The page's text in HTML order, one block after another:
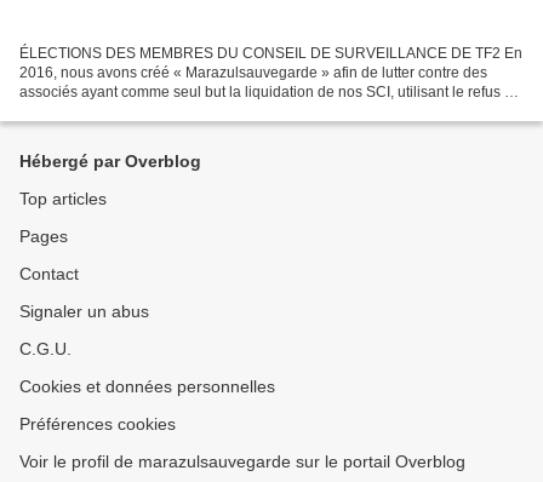
ÉLECTIONS DES MEMBRES DU CONSEIL DE SURVEILLANCE DE TF2 En
2016, nous avons créé « Marazulsauvegarde » afin de lutter contre des
associés ayant comme seul but la liquidation de nos SCI, utilisant le refus de
Hébergé par Overblog
Top articles
Pages
Contact
Signaler un abus
C.G.U.
Cookies et données personnelles
Préférences cookies
Voir le profil de marazulsauvegarde sur le portail Overblog